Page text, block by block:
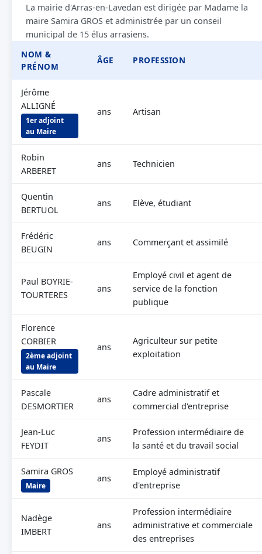
La mairie d'Arras-en-Lavedan est dirigée par Madame la
maire Samira GROS et administrée par un conseil
municipal de 15 élus arrasiens.
NOM &
PRÉNOM
ÂGE PROFESSION
Jérôme
ALLIGNÉ
1er adjoint
au Maire
ans Artisan
Robin
ARBERET
ans Technicien
Quentin
BERTUOL
ans Elève, étudiant
Frédéric
BEUGIN
ans Commerçant et assimilé
Paul BOYRIE-
TOURTERES
ans
Employé civil et agent de
service de la fonction
publique
Florence
CORBIER
2ème adjoint
au Maire
ans
Agriculteur sur petite
exploitation
Pascale
DESMORTIER
ans
Cadre administratif et
commercial d'entreprise
Jean-Luc
FEYDIT
ans
Profession intermédiaire de
la santé et du travail social
Samira GROS
Maire
ans
Employé administratif
d'entreprise
Nadège
IMBERT
ans
Profession intermédiaire
administrative et commerciale
des entreprises